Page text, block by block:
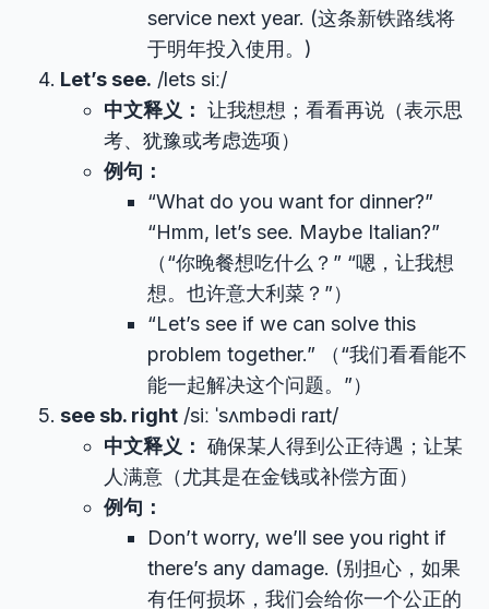
service next year. (这条新铁路线将
于明年投入使用。)
Let’s see. /lets siː/
中文释义： 让我想想；看看再说（表示思
考、犹豫或考虑选项）
例句：
“What do you want for dinner?”
“Hmm, let’s see. Maybe Italian?”
（“你晚餐想吃什么？” “嗯，让我想
想。也许意大利菜？”）
“Let’s see if we can solve this
problem together.” （“我们看看能不
能一起解决这个问题。”）
see sb. right /siː ˈsʌmbədi raɪt/
中文释义： 确保某人得到公正待遇；让某
人满意（尤其是在金钱或补偿方面）
例句：
Don’t worry, we’ll see you right if
there’s any damage. (别担心，如果
有任何损坏，我们会给你一个公正的